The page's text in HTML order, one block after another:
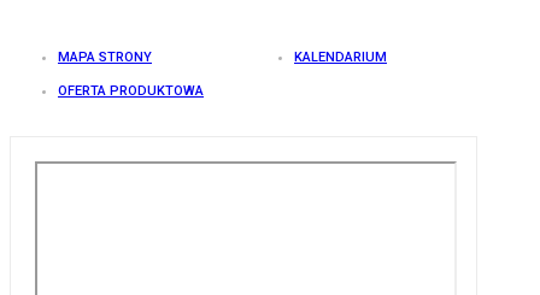
MAPA STRONY KALENDARIUM
OFERTA PRODUKTOWA